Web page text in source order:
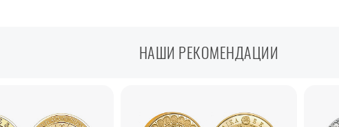
НАШИ РЕКОМЕНДАЦИИ